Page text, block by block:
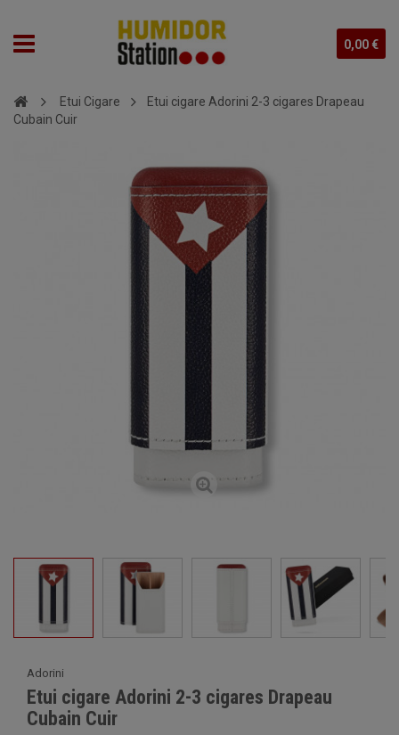
0,00 €
Etui Cigare
Etui cigare Adorini 2-3 cigares Drapeau
Cubain Cuir
Adorini
Etui cigare Adorini 2-3 cigares Drapeau
Cubain Cuir